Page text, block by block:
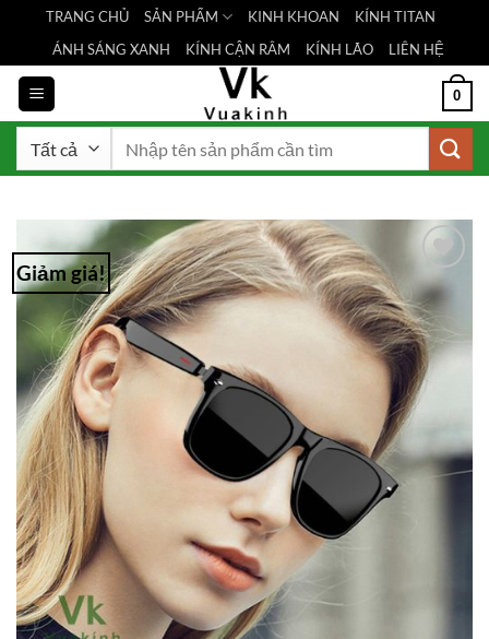
nội
dung
TRANG CHỦ SẢN PHẨM KINH KHOAN
KÍNH TITAN
ÁNH SÁNG XANH
KÍNH CẬN RÂM KÍNH LÃO LIÊN HỆ
0
Giảm giá!
Add to
Wishlist